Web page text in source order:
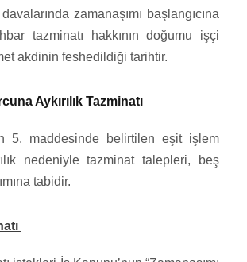
zamanaşımı başlangıcına
tazminatı hakkının doğumu işçi
akdinin feshedildiği tarihtir.
Aykırılık Tazminatı
5. maddesinde belirtilen eşit işlem
nedeniyle tazminat talepleri, beş
tabidir.